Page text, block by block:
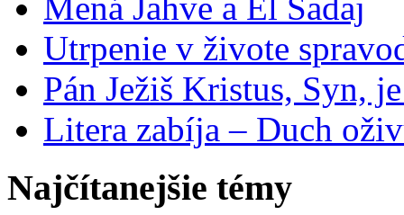
Mená Jahve a El Šadaj
Utrpenie v živote
Pán Ježiš Kristus, Syn,
Litera zabíja – Duch
Najčítanejšie témy